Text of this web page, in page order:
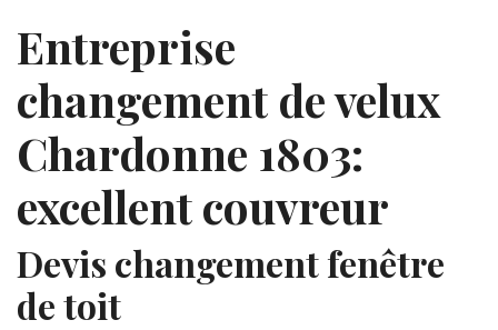
Entreprise
changement de velux
Chardonne 1803:
excellent couvreur
Devis changement fenêtre
de toit